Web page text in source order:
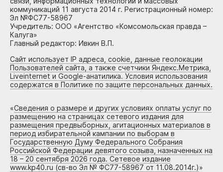
коммуникаций 11 августа 2014 г. Регистрационный номер:
Эл №ФС77-58967
Учредитель: ООО «Агентство «Комсомольская правда –
Калуга»
Главный редактор: Ивкин В.П.
Сайт использует IP адреса, cookie, данные геолокации
Пользователей сайта, а также счетчики Яндекс.Метрика,
Liveinternet и Google-анатилика. Условия использования
содержатся в Политике по защите персональных данных.
«Сведения о размере и других условиях оплаты услуг по
размещению на страницах сетевого издания для
размещения предвыборных, агитационных материалов в
период избирательной кампании по выборам в
Государственную Думу Федерального Собрания
Российской Федерации девятого созыва, назначенных на
18 – 20 сентября 2026 года. Сетевое издание
www.kp40.ru (св-во Эл № ФС77-58967 от 11.08.2014г.)»